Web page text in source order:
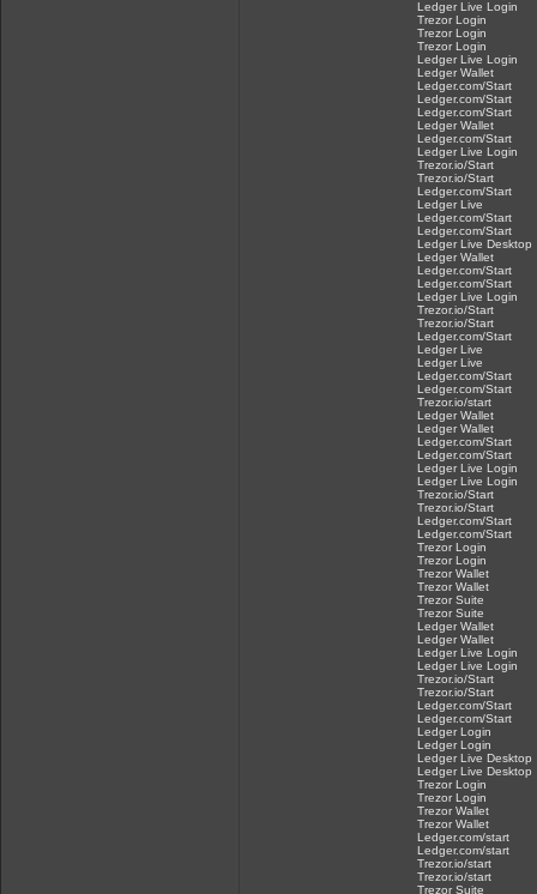
Ledger Live Login
Trezor Login
Trezor Login
Trezor Login
Ledger Live Login
Ledger Wallet
Ledger.com/Start
Ledger.com/Start
Ledger.com/Start
Ledger Wallet
Ledger.com/Start
Ledger Live Login
Trezor.io/Start
Trezor.io/Start
Ledger.com/Start
Ledger Live
Ledger.com/Start
Ledger.com/Start
Ledger Live Desktop
Ledger Wallet
Ledger.com/Start
Ledger.com/Start
Ledger Live Login
Trezor.io/Start
Trezor.io/Start
Ledger.com/Start
Ledger Live
Ledger Live
Ledger.com/Start
Ledger.com/Start
Trezor.io/start
Ledger Wallet
Ledger Wallet
Ledger.com/Start
Ledger.com/Start
Ledger Live Login
Ledger Live Login
Trezor.io/Start
Trezor.io/Start
Ledger.com/Start
Ledger.com/Start
Trezor Login
Trezor Login
Trezor Wallet
Trezor Wallet
Trezor Suite
Trezor Suite
Ledger Wallet
Ledger Wallet
Ledger Live Login
Ledger Live Login
Trezor.io/Start
Trezor.io/Start
Ledger.com/Start
Ledger.com/Start
Ledger Login
Ledger Login
Ledger Live Desktop
Ledger Live Desktop
Trezor Login
Trezor Login
Trezor Wallet
Trezor Wallet
Ledger.com/start
Ledger.com/start
Trezor.io/start
Trezor.io/start
Trezor Suite